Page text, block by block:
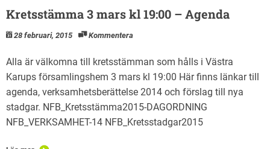
Kretsstämma 3 mars kl 19:00 – Agenda
28 februari, 2015 Kommentera
Alla är välkomna till kretsstämman som hålls i Västra
Karups församlingshem 3 mars kl 19:00 Här finns länkar till
agenda, verksamhetsberättelse 2014 och förslag till nya
stadgar. NFB_Kretsstämma2015-DAGORDNING
NFB_VERKSAMHET-14 NFB_Kretsstadgar2015